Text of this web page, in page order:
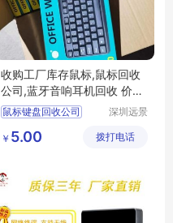
收购工厂库存鼠标,鼠标回收
公司,蓝牙音响耳机回收 价格
高
鼠标键盘回收公司
深圳远景
有限公司
￥ 5.00 拨打电话